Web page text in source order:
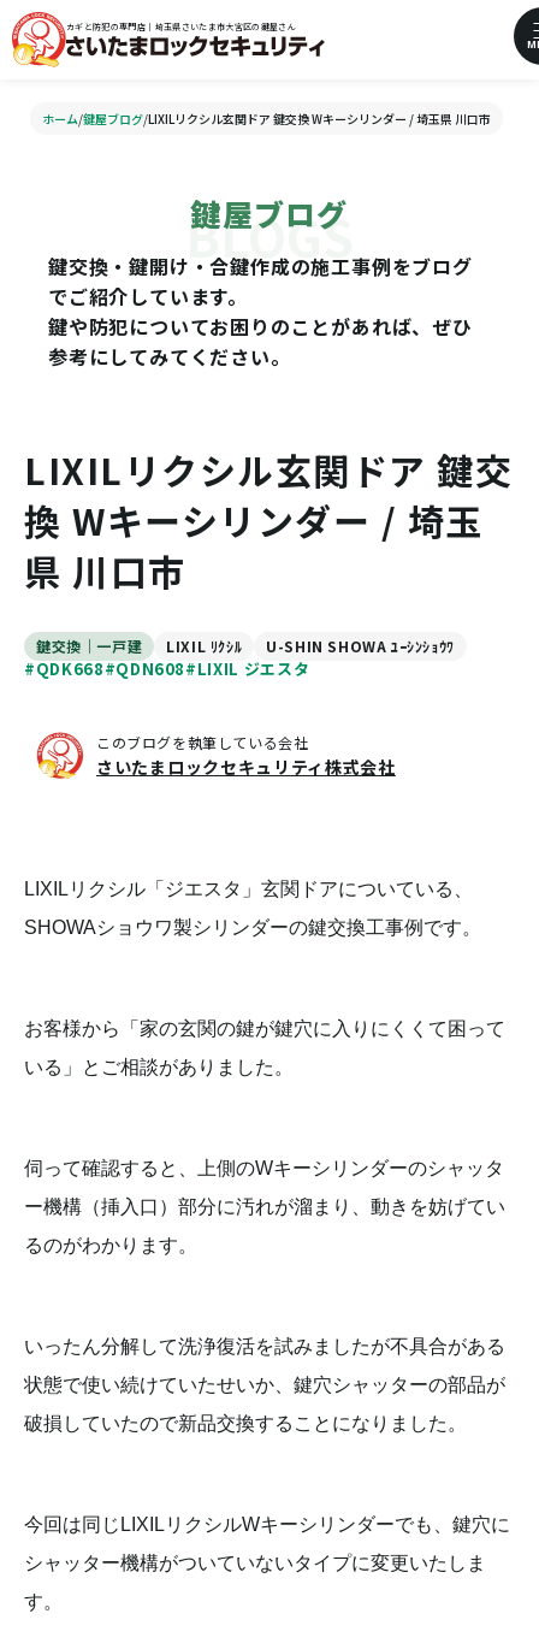
カギと防犯の専門店｜埼玉県さいたま市大宮区の鍵屋さん
ホーム/鍵屋ブログ/LIXILリクシル玄関ドア 鍵交換 Wキーシリンダー / 埼玉県 川口市
鍵屋ブログ
鍵交換・鍵開け・合鍵作成の施工事例をブログ
でご紹介しています。
鍵や防犯についてお困りのことがあれば、ぜひ
参考にしてみてください。
LIXILリクシル玄関ドア 鍵交
換 Wキーシリンダー / 埼玉
県 川口市
鍵交換｜一戸建 LIXIL ﾘｸｼﾙ U-SHIN SHOWA ﾕｰｼﾝｼｮｳﾜ
#QDK668#QDN608#LIXIL ジエスタ
このブログを執筆している会社
さいたまロックセキュリティ株式会社
LIXILリクシル「ジエスタ」玄関ドアについている、
SHOWAショウワ製シリンダーの鍵交換工事例です。
お客様から「家の玄関の鍵が鍵穴に入りにくくて困って
いる」とご相談がありました。
伺って確認すると、上側のWキーシリンダーのシャッタ
ー機構（挿入口）部分に汚れが溜まり、動きを妨げてい
るのがわかります。
いったん分解して洗浄復活を試みましたが不具合がある
状態で使い続けていたせいか、鍵穴シャッターの部品が
破損していたので新品交換することになりました。
今回は同じLIXILリクシルWキーシリンダーでも、鍵穴に
シャッター機構がついていないタイプに変更いたしま
す。